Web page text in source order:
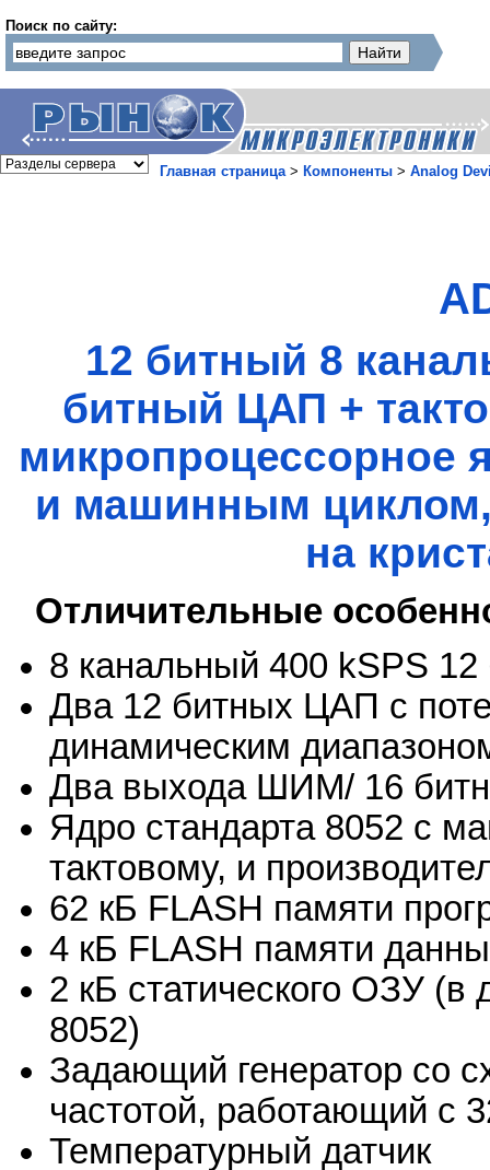
Поиск по сайту:
Главная страница> Компоненты > Analog
12 битный 8
битный ЦАП +
микропроцессорное
и машинным
на
Отличительные
8 канальный 400 kSPS
Два 12 битных ЦАП с
динамическим
Два выхода ШИМ/ 16
Ядро стандарта 8052 с
тактовому, и
62 кБ FLASH памяти
4 кБ FLASH памяти
2 кБ статического ОЗУ (в
8052)
Задающий генератор со
частотой, работающий с
Температурный датчик